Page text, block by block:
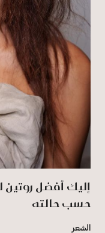
إليك أفضل روتين
حسب حالته
الشعر